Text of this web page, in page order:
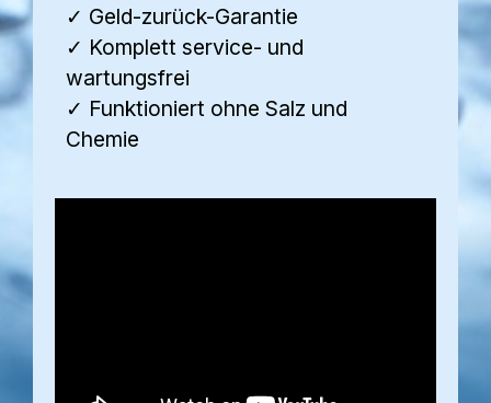
✓ Geld-zurück-Garantie
✓ Komplett service- und
wartungsfrei
✓ Funktioniert ohne Salz und
Chemie